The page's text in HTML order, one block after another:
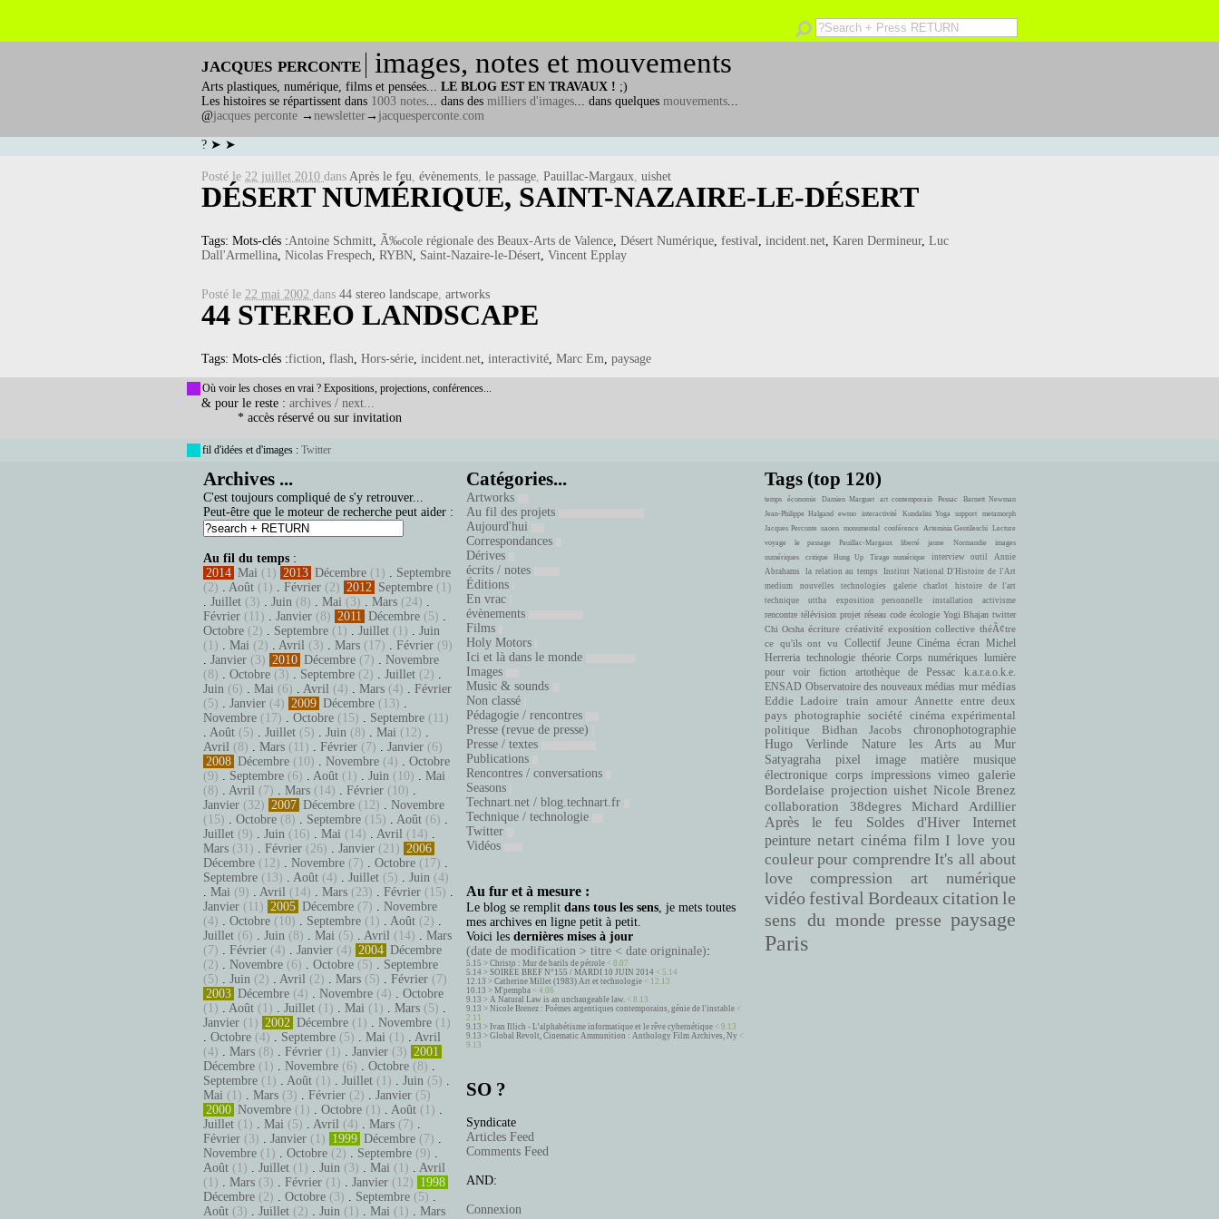
jacques perconte images, notes et mouvements
Arts plastiques, numérique, films et pensées... LE BLOG EST EN TRAVAUX ! ;)
Les histoires se répartissent dans 1003 notes... dans des milliers d'images... dans quelques mouvements...
@jacques perconte → newsletter→ jacquesperconte.com
? ➤ ➤
Posté le 22 juillet 2010 dans Après le feu, évènements, le passage, Pauillac-Margaux, uishet
DÉSERT NUMÉRIQUE, SAINT-NAZAIRE-LE-DÉSERT
Tags: Mots-clés :Antoine Schmitt, Ã‰cole régionale des Beaux-Arts de Valence, Désert Numérique, festival, incident.net, Karen Dermineur, Luc
Dall'Armellina, Nicolas Frespech, RYBN, Saint-Nazaire-le-Désert, Vincent Epplay
Posté le 22 mai 2002 dans 44 stereo landscape, artworks
44 STEREO LANDSCAPE
Tags: Mots-clés :fiction, flash, Hors-série, incident.net, interactivité, Marc Em, paysage
Où voir les choses en vrai ? Expositions, projections, conférences...
& pour le reste : archives / next...
* accès réservé ou sur invitation
fil d'idées et d'images : Twitter
Archives ...
C'est toujours compliqué de s'y retrouver...
Peut-être que le moteur de recherche peut aider :
Au fil du temps :
2014 Mai (1) 2013 Décembre (1) . Septembre
(2) . Août (1) . Février (2) 2012 Septembre (1)
. Juillet (3) . Juin (8) . Mai (3) . Mars (24) .
Février (11) . Janvier (8) 2011 Décembre (5) .
Octobre (2) . Septembre (1) . Juillet (1) . Juin
(1) . Mai (2) . Avril (3) . Mars (17) . Février (9)
. Janvier (3) 2010 Décembre (7) . Novembre
(8) . Octobre (3) . Septembre (2) . Juillet (2) .
Juin (6) . Mai (6) . Avril (4) . Mars (4) . Février
(5) . Janvier (4) 2009 Décembre (13) .
Novembre (17) . Octobre (15) . Septembre (11)
. Août (5) . Juillet (5) . Juin (8) . Mai (12) .
Avril (8) . Mars (11) . Février (7) . Janvier (6)
2008 Décembre (10) . Novembre (4) . Octobre
(9) . Septembre (6) . Août (1) . Juin (10) . Mai
(8) . Avril (7) . Mars (14) . Février (10) .
Janvier (32) 2007 Décembre (12) . Novembre
(15) . Octobre (8) . Septembre (15) . Août (6) .
Juillet (9) . Juin (16) . Mai (14) . Avril (14) .
Mars (31) . Février (26) . Janvier (21) 2006
Décembre (12) . Novembre (7) . Octobre (17) .
Septembre (13) . Août (4) . Juillet (5) . Juin (4)
. Mai (9) . Avril (14) . Mars (23) . Février (15) .
Janvier (11) 2005 Décembre (7) . Novembre
(4) . Octobre (10) . Septembre (1) . Août (2) .
Juillet (6) . Juin (8) . Mai (5) . Avril (14) . Mars
(7) . Février (4) . Janvier (4) 2004 Décembre
(2) . Novembre (6) . Octobre (5) . Septembre
(5) . Juin (2) . Avril (2) . Mars (5) . Février (7)
2003 Décembre (4) . Novembre (4) . Octobre
(1) . Août (1) . Juillet (1) . Mai (1) . Mars (5) .
Janvier (1) 2002 Décembre (1) . Novembre (1)
. Octobre (4) . Septembre (5) . Mai (1) . Avril
(4) . Mars (8) . Février (1) . Janvier (3) 2001
Décembre (1) . Novembre (6) . Octobre (8) .
Septembre (1) . Août (1) . Juillet (1) . Juin (5) .
Mai (1) . Mars (3) . Février (2) . Janvier (5)
2000 Novembre (1) . Octobre (1) . Août (1) .
Juillet (1) . Mai (5) . Avril (4) . Mars (7) .
Février (3) . Janvier (1) 1999 Décembre (7) .
Novembre (1) . Octobre (2) . Septembre (9) .
Août (1) . Juillet (1) . Juin (3) . Mai (1) . Avril
(1) . Mars (3) . Février (1) . Janvier (12) 1998
Décembre (2) . Octobre (3) . Septembre (5) .
Août (3) . Juillet (2) . Juin (1) . Mai (1) . Mars
Catégories...
Artworks
Au fil des projets
Aujourd'hui
Correspondances
Dérives
écrits / notes
Éditions
En vrac
évènements
Films
Holy Motors
Ici et là dans le monde
Images
Music & sounds
Non classé
Pédagogie / rencontres
Presse (revue de presse)
Presse / textes
Publications
Rencontres / conversations
Seasons
Technart.net / blog.technart.fr
Technique / technologie
Twitter
Vidéos
Au fur et à mesure :
Le blog se remplit dans tous les sens, je mets toutes
mes archives en ligne petit à petit.
Voici les dernières mises à jour
(date de modification > titre < date origninale):
5.15 > Christo : Mur de barils de pétrole < 8.07
5.14 > SOIRÉE BREF N°155 / MARDI 10 JUIN 2014 < 5.14
12.13 > Catherine Millet (1983) Art et technologie < 12.13
10.13 > M'pempba < 4.06
9.13 > A Natural Law is an unchangeable law. < 8.13
9.13 > Nicole Brenez : Poèmes argentiques contemporains, génie de l'instable <
2.11
9.13 > Ivan Illich - L’alphabétisme informatique et le rêve cybernétique < 9.13
9.13 > Global Revolt, Cinematic Ammunition : Anthology Film Archives, Ny <
9.13
SO ?
Syndicate
Articles Feed
Comments Feed
AND:
Connexion
Tags (top 120)
temps économie Damien Marguet art contemporain Pessac
Barnett Newman
Jean-Philippe Halgand
ewmo interactivité Kundalini Yoga support
metamorph
Jacques Perconte uaoen monumental conférence Artemisia Gentileschi Lecture
voyage
le passage Pauillac-Margaux liberté jaune Normandie
images
numériques
critique Hung Up Tirage numérique interview outil
Annie
Abrahams
la relation au temps
Institut National D'Histoire de l'Art
medium
nouvelles technologies galerie charlot
histoire de l'art
technique
uttha exposition personnelle installation activisme
rencontre télévision projet réseau code écologie Yogi Bhajan twitter
Chi Ocsha écriture créativité exposition collective théÃ¢tre
ce qu'ils ont vu
Collectif Jeune Cinéma écran
Michel
Herreria technologie théorie Corps numériques lumière
pour voir fiction artothèque de Pessac
k.a.r.a.o.k.e.
ENSAD Observatoire des nouveaux médias mur médias
Eddie Ladoire
train amour Annette entre deux
pays photographie société cinéma expérimental
politique
Bidhan Jacobs
chronophotographie
Hugo Verlinde
Nature
les Arts au Mur
Satyagraha
pixel image matière
musique
électronique corps impressions vimeo
galerie
Bordelaise projection uishet Nicole Brenez
collaboration
38degres
Michard Ardillier
Après le feu
Soldes d'Hiver
Internet
peinture netart cinéma film I love you
couleur pour comprendre It's all about
love
compression art numérique
vidéo festival Bordeaux citation le
sens du monde presse paysage
Paris